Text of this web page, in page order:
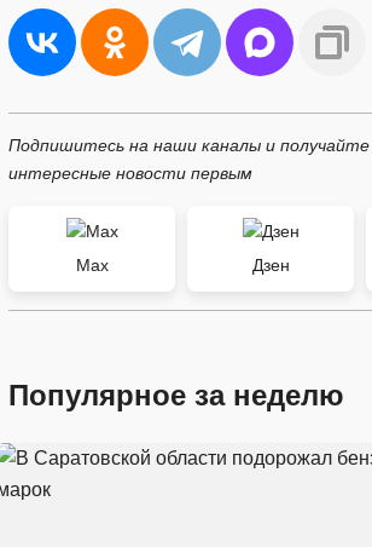
Подпишитесь на наши каналы и
интересные новости первым
Max Дзен
Популярное за неделю